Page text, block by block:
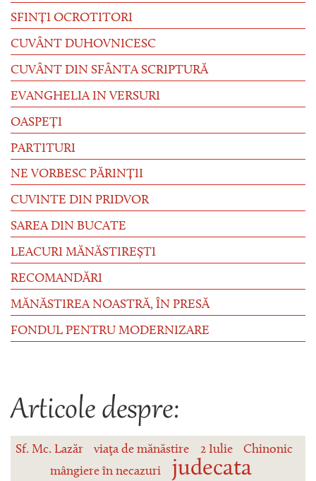
SFINȚI OCROTITORI
CUVÂNT DUHOVNICESC
CUVÂNT DIN SFÂNTA SCRIPTURĂ
EVANGHELIA IN VERSURI
OASPEȚI
PARTITURI
NE VORBESC PĂRINȚII
CUVINTE DIN PRIDVOR
SAREA DIN BUCATE
LEACURI MĂNĂSTIREȘTI
RECOMANDĂRI
MĂNĂSTIREA NOASTRĂ, ÎN PRESĂ
FONDUL PENTRU MODERNIZARE
Articole despre:
Sf. Mc. Lazăr viaţa de mănăstire 2 Iulie
Chinonic
mângiere în necazuri
judecata